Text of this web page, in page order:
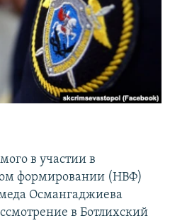
в участии в
формировании (НВФ)
Османгаджиева
в Ботлихский